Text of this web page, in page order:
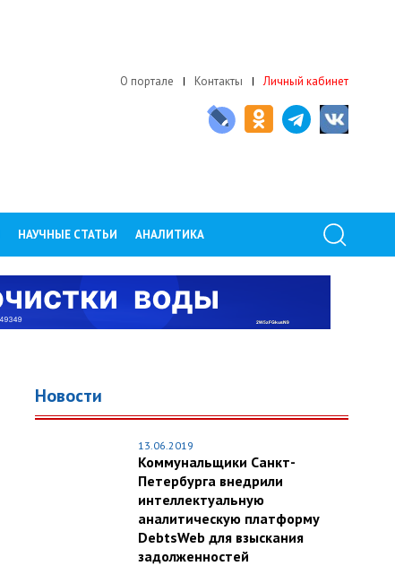
О портале Контакты Личный кабинет
НАУЧНЫЕ СТАТЬИ АНАЛИТИКА
Новости
13.06.2019
Коммунальщики Санкт-
Петербурга внедрили
интеллектуальную
аналитическую платформу
DebtsWeb для взыскания
задолженностей